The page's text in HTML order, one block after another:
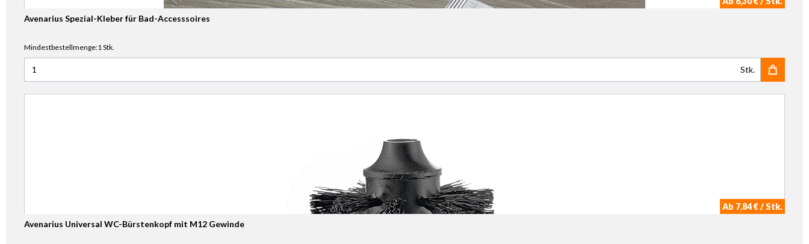
Avenarius Spezial-Kleber für Bad-Accesssoires
Mindestbestellmenge:1 Stk.
Anzahl für Avenarius Spezial-Kleber für Bad-Accesssoires
Stk.
Ab 7,84 € / Stk.
Avenarius Universal WC-Bürstenkopf mit M12 Gewinde